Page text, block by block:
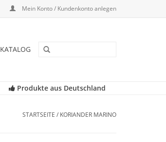
Mein Konto / Kundenkonto anlegen
KATALOG
Produkte aus Deutschland
STARTSEITE / KORIANDER MARINO